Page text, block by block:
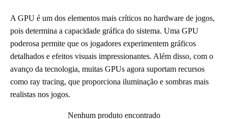
A GPU é um dos elementos mais críticos no hardware de jogos,
pois determina a capacidade gráfica do sistema. Uma GPU
poderosa permite que os jogadores experimentem gráficos
detalhados e efeitos visuais impressionantes. Além disso, com o
avanço da tecnologia, muitas GPUs agora suportam recursos
como ray tracing, que proporciona iluminação e sombras mais
realistas nos jogos.
Nenhum produto encontrado